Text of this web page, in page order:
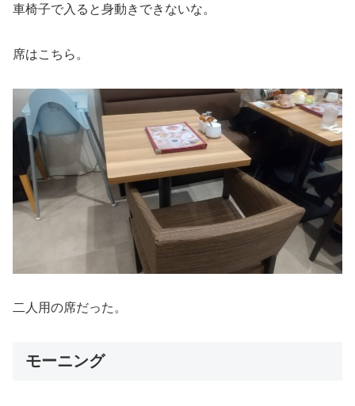
車椅子で入ると身動きできないな。
席はこちら。
二人用の席だった。
モーニング